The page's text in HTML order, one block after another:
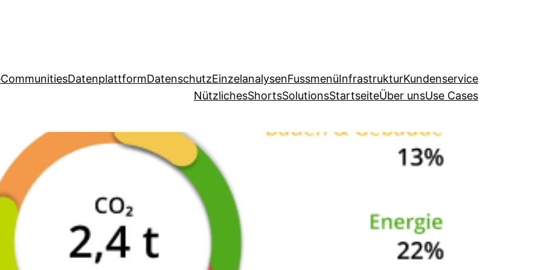
CommunitiesDatenplattformDatenschutzEinzelanalysenFussmenüInfrastrukturKundenservice
NützlichesShortsSolutionsStartseiteÜber unsUse Cases